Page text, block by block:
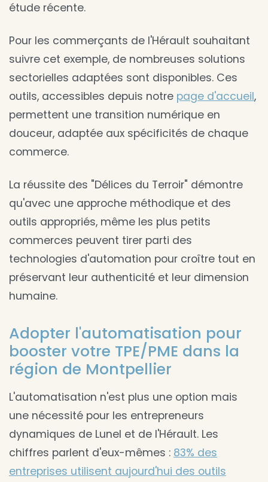
étude récente.
Pour les commerçants de l'Hérault souhaitant
suivre cet exemple, de nombreuses solutions
sectorielles adaptées sont disponibles. Ces
outils, accessibles depuis notre page d'accueil,
permettent une transition numérique en
douceur, adaptée aux spécificités de chaque
commerce.
La réussite des "Délices du Terroir" démontre
qu'avec une approche méthodique et des
outils appropriés, même les plus petits
commerces peuvent tirer parti des
technologies d'automation pour croître tout en
préservant leur authenticité et leur dimension
humaine.
Adopter l'automatisation pour
booster votre TPE/PME dans la
région de Montpellier
L'automatisation n'est plus une option mais
une nécessité pour les entrepreneurs
dynamiques de Lunel et de l'Hérault. Les
chiffres parlent d'eux-mêmes : 83% des
entreprises utilisent aujourd'hui des outils